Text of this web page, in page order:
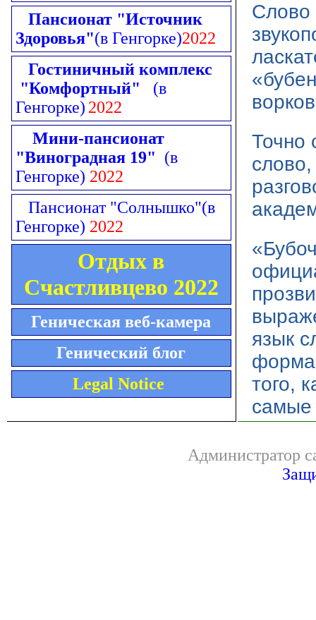
Пансионат "Источник
Здоровья"(в Генгорке)2022
Гостиничный комплекс
"Комфортный" (в
Генгорке) 2022
Мини-пансионат
"Виноградная 19" (в
Генгорке) 2022
Пансионат "Солнышко"(в
Генгорке) 2022
Отдых в
Счастливцево 2022
Геническая веб-камера
Генический блог
Legal Notice
Слово
Точно
язык
того,
самые
Администратор